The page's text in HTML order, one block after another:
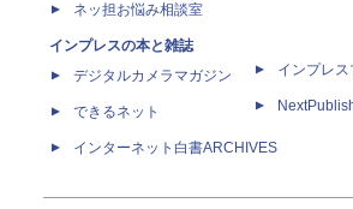
ネッ担お悩み相談室
インプレスの本と雑誌
デジタルカメラマガジン
できるネット
インターネット白書ARCHIVES
インプレス